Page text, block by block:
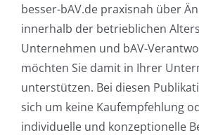
besser-bAV.de praxisnah über
innerhalb der betrieblichen
Unternehmen und bAV-
möchten Sie damit in Ihrer
unterstützen. Bei diesen
sich um keine Kaufempfehlung
individuelle und konzeptionelle